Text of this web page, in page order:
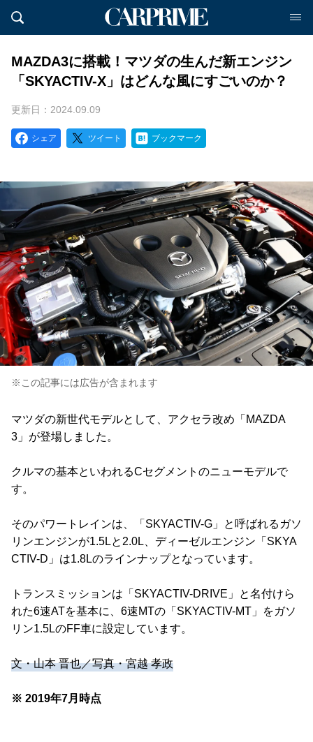
MAZDA3に搭載！マツダの生んだ新エンジン
「SKYACTIV-X」はどんな風にすごいのか？
更新日：2024.09.09
シェア ツイート ブックマーク
※この記事には広告が含まれます
マツダの新世代モデルとして、アクセラ改め「MAZDA
3」が登場しました。
クルマの基本といわれるCセグメントのニューモデルで
す。
そのパワートレインは、「SKYACTIV-G」と呼ばれるガソ
リンエンジンが1.5Lと2.0L、ディーゼルエンジン「SKYA
CTIV-D」は1.8Lのラインナップとなっています。
トランスミッションは「SKYACTIV-DRIVE」と名付けら
れた6速ATを基本に、6速MTの「SKYACTIV-MT」をガソ
リン1.5LのFF車に設定しています。
文・山本 晋也／写真・宮越 孝政
※ 2019年7月時点